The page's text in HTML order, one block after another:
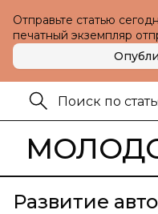
Отправьте статью
печатный экземпляр
Развитие